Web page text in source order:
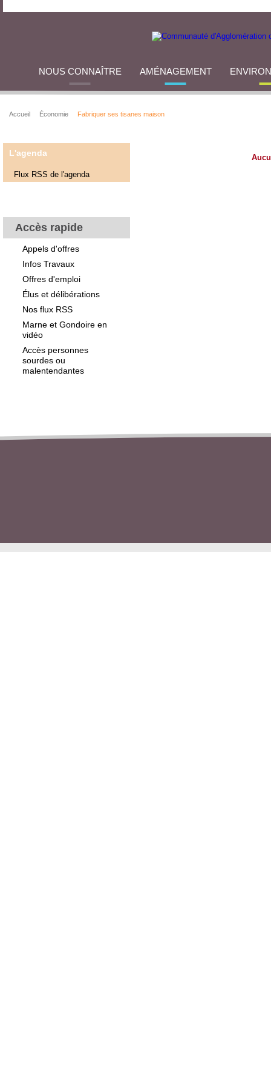
NOUS CONNAÎTRE AMÉNAGEMENT
Accueil Économie Fabriquer ses tisanes maison
L'agenda
Flux RSS de l'agenda
Accès rapide
Appels d'offres
Infos Travaux
Offres d'emploi
Élus et délibérations
Nos flux RSS
Marne et Gondoire en
vidéo
Accès personnes
sourdes ou
malentendantes